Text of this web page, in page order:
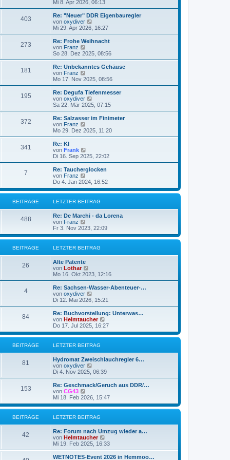
i
r
g
e
r
B
e
i
r
g
u
e
s
t
r
B
e
i
r
g
Mi 8. Apr 2026, 06:13
403
Re: "Neuer" DDR Eigenbauregler
von oxydiver
e
u
e
t
e
r
B
e
i
r
g
Mi 29. Apr 2026, 16:27
273
Re: Frohe Weihnacht
von Franz
e
u
e
t
r
B
e
i
r
g
So 28. Dez 2025, 08:56
181
Re: Unbekanntes Gehäuse
von Franz
e
u
e
s
t
B
e
i
g
Mo 17. Nov 2025, 08:56
195
Re: Degufa Tiefenmesser
von oxydiver
e
u
e
t
e
i
r
g
Sa 22. Mär 2025, 07:15
372
Re: Salzasser im Finimeter
von Franz
e
u
t
B
e
i
t
a
g
Mo 29. Dez 2025, 11:20
341
Re: KI
von Frank
e
u
e
s
t
r
B
e
i
t
a
g
Di 16. Sep 2025, 22:02
7
Re: Taucherglocken
von Franz
e
u
e
s
r
e
i
r
a
Do 4. Jan 2024, 16:52
BEITRÄGE LETZTER BEITRAG
488
Re: De Marchi - da Lorena
von Franz
e
u
e
s
B
e
i
t
r
a
g
Fr 3. Nov 2023, 22:09
BEITRÄGE LETZTER BEITRAG
26
Alte Patente
von Lothar
e
u
e
s
t
e
r
B
e
i
t
a
g
Mo 16. Okt 2023, 12:16
4
Re: Sachsen-Wasser-Abenteuer-…
von oxydiver
e
u
e
s
e
r
B
e
i
t
a
g
Di 12. Mai 2026, 15:21
84
Re: Buchvorstellung: Unterwas…
von Helmtaucher
e
u
e
r
e
i
t
a
g
Do 17. Jul 2025, 16:27
BEITRÄGE LETZTER BEITRAG
81
Hydromat Zweischlauchregler 6…
von oxydiver
e
u
e
t
e
r
B
e
i
t
r
a
g
Di 4. Nov 2025, 06:39
153
Re: Geschmack/Geruch aus DDR/…
von CG43
e
u
e
s
r
B
e
i
t
Mi 18. Feb 2026, 15:47
BEITRÄGE LETZTER BEITRAG
42
Re: Forum nach Umzug wieder a…
von Helmtaucher
e
u
e
Mi 19. Feb 2025, 16:33
WETNOTES-Event 2026 in Hemmoo…